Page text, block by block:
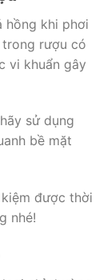
hồng khi phơi
rượu có
vi khuẩn gây
sử dụng
bề mặt
được thời
nhé!